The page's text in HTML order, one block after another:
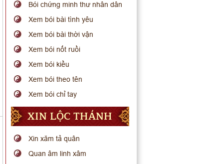
Bói chứng minh thư nhân dân
Xem bói bài tình yêu
Xem bói bài thời vận
Xem bói nốt ruồi
Xem bói kiều
Xem bói theo tên
Xem bói chỉ tay
XIN LỘC THÁNH
Xin xăm tả quân
Quan âm linh xâm